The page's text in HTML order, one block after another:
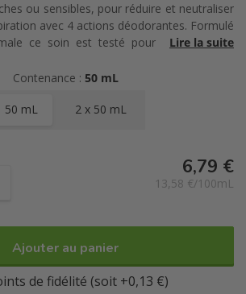
ou sensibles, pour réduire et neutraliser
avec 4 actions déodorantes. Formulé
ce soin est testé pour minimiser les
rapidement, ne laisse pas de traces et est
Lire la suite
Contenance : 50 mL
50 mL 2 x 50 mL
6,79 €
13,58 €/100mL
Ajouter au panier
de fidélité (soit +0,13 €)